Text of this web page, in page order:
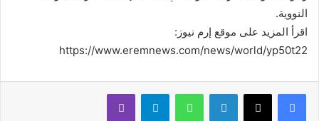
النووية.
اقرأ المزيد على موقع إرم نيوز:
https://www.eremnews.com/news/world/yp50t22
لينكدإن واتساب تيلقرام ڤايبر